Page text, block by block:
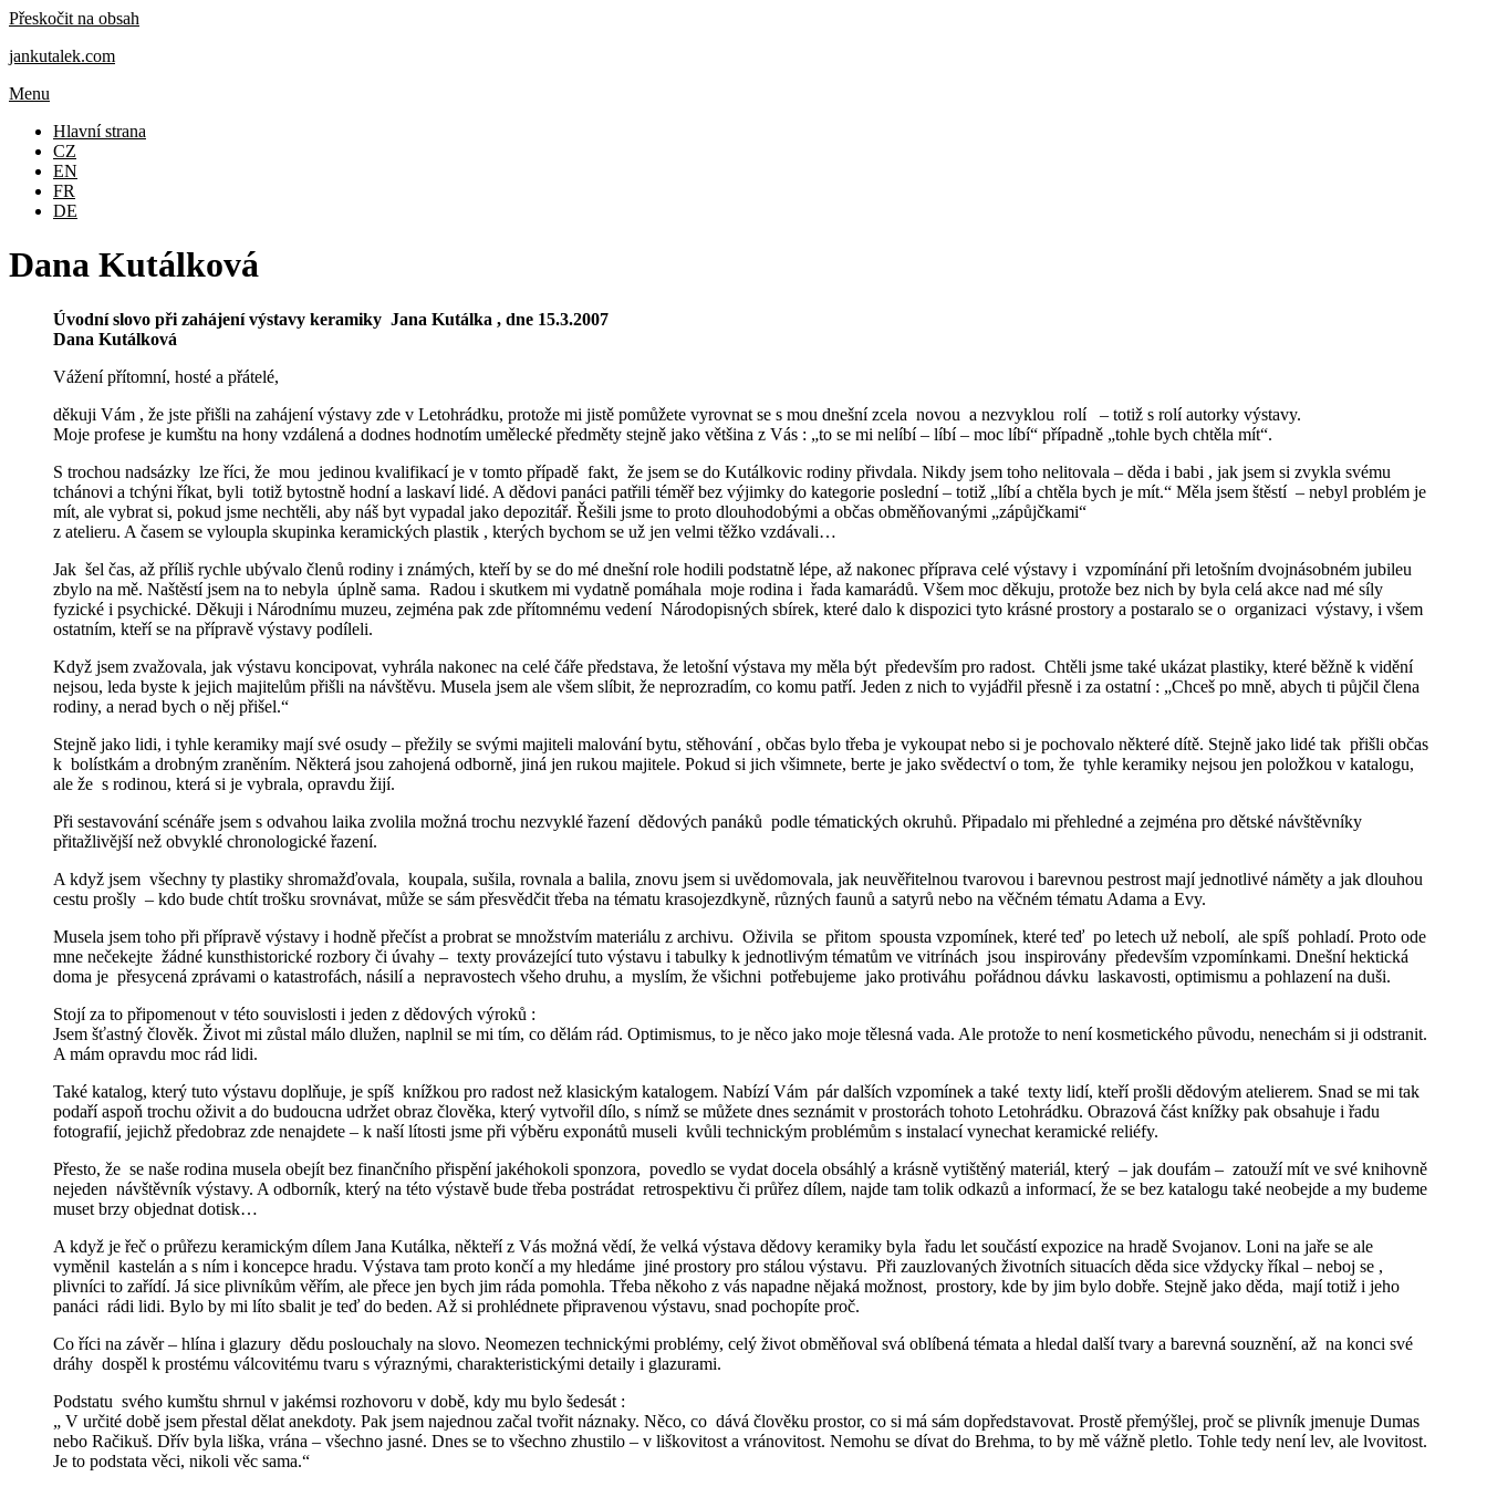
Přeskočit na obsah
jankutalek.com
Menu
Hlavní strana
CZ
EN
FR
DE
Dana Kutálková
Úvodní slovo při zahájení výstavy keramiky Jana Kutálka , dne 15.3.2007
Dana Kutálková
Vážení přítomní, hosté a přátelé,
děkuji Vám , že jste přišli na zahájení výstavy zde v Letohrádku, protože mi jistě pomůžete vyrovnat se s mou dnešní zcela novou a nezvyklou rolí – totiž s rolí autorky výstavy.
Moje profese je kumštu na hony vzdálená a dodnes hodnotím umělecké předměty stejně jako většina z Vás : „to se mi nelíbí – líbí – moc líbí“ případně „tohle bych chtěla mít“.
S trochou nadsázky lze říci, že mou jedinou kvalifikací je v tomto případě fakt, že jsem se do Kutálkovic rodiny přivdala. Nikdy jsem toho nelitovala – děda i babi , jak jsem si zvykla svému
tchánovi a tchýni říkat, byli totiž bytostně hodní a laskaví lidé. A dědovi panáci patřili téměř bez výjimky do kategorie poslední – totiž „líbí a chtěla bych je mít.“ Měla jsem štěstí – nebyl problém je
mít, ale vybrat si, pokud jsme nechtěli, aby náš byt vypadal jako depozitář. Řešili jsme to proto dlouhodobými a občas obměňovanými „zápůjčkami“
z atelieru. A časem se vyloupla skupinka keramických plastik , kterých bychom se už jen velmi těžko vzdávali…
Jak šel čas, až příliš rychle ubývalo členů rodiny i známých, kteří by se do mé dnešní role hodili podstatně lépe, až nakonec příprava celé výstavy i vzpomínání při letošním dvojnásobném jubileu
zbylo na mě. Naštěstí jsem na to nebyla úplně sama. Radou i skutkem mi vydatně pomáhala moje rodina i řada kamarádů. Všem moc děkuju, protože bez nich by byla celá akce nad mé síly
fyzické i psychické. Děkuji i Národnímu muzeu, zejména pak zde přítomnému vedení Národopisných sbírek, které dalo k dispozici tyto krásné prostory a postaralo se o organizaci výstavy, i všem
ostatním, kteří se na přípravě výstavy podíleli.
Když jsem zvažovala, jak výstavu koncipovat, vyhrála nakonec na celé čáře představa, že letošní výstava my měla být především pro radost. Chtěli jsme také ukázat plastiky, které běžně k vidění
nejsou, leda byste k jejich majitelům přišli na návštěvu. Musela jsem ale všem slíbit, že neprozradím, co komu patří. Jeden z nich to vyjádřil přesně i za ostatní : „Chceš po mně, abych ti půjčil člena
rodiny, a nerad bych o něj přišel.“
Stejně jako lidi, i tyhle keramiky mají své osudy – přežily se svými majiteli malování bytu, stěhování , občas bylo třeba je vykoupat nebo si je pochovalo některé dítě. Stejně jako lidé tak přišli občas
k bolístkám a drobným zraněním. Některá jsou zahojená odborně, jiná jen rukou majitele. Pokud si jich všimnete, berte je jako svědectví o tom, že tyhle keramiky nejsou jen položkou v katalogu,
ale že s rodinou, která si je vybrala, opravdu žijí.
Při sestavování scénáře jsem s odvahou laika zvolila možná trochu nezvyklé řazení dědových panáků podle tématických okruhů. Připadalo mi přehledné a zejména pro dětské návštěvníky
přitažlivější než obvyklé chronologické řazení.
A když jsem všechny ty plastiky shromažďovala, koupala, sušila, rovnala a balila, znovu jsem si uvědomovala, jak neuvěřitelnou tvarovou i barevnou pestrost mají jednotlivé náměty a jak dlouhou
cestu prošly – kdo bude chtít trošku srovnávat, může se sám přesvědčit třeba na tématu krasojezdkyně, různých faunů a satyrů nebo na věčném tématu Adama a Evy.
Musela jsem toho při přípravě výstavy i hodně přečíst a probrat se množstvím materiálu z archivu. Oživila se přitom spousta vzpomínek, které teď po letech už nebolí, ale spíš pohladí. Proto ode
mne nečekejte žádné kunsthistorické rozbory či úvahy – texty provázející tuto výstavu i tabulky k jednotlivým tématům ve vitrínách jsou inspirovány především vzpomínkami. Dnešní hektická
doma je přesycená zprávami o katastrofách, násilí a nepravostech všeho druhu, a myslím, že všichni potřebujeme jako protiváhu pořádnou dávku laskavosti, optimismu a pohlazení na duši.
Stojí za to připomenout v této souvislosti i jeden z dědových výroků :
Jsem šťastný člověk. Život mi zůstal málo dlužen, naplnil se mi tím, co dělám rád. Optimismus, to je něco jako moje tělesná vada. Ale protože to není kosmetického původu, nenechám si ji odstranit.
A mám opravdu moc rád lidi.
Také katalog, který tuto výstavu doplňuje, je spíš knížkou pro radost než klasickým katalogem. Nabízí Vám pár dalších vzpomínek a také texty lidí, kteří prošli dědovým atelierem. Snad se mi tak
podaří aspoň trochu oživit a do budoucna udržet obraz člověka, který vytvořil dílo, s nímž se můžete dnes seznámit v prostorách tohoto Letohrádku. Obrazová část knížky pak obsahuje i řadu
fotografií, jejichž předobraz zde nenajdete – k naší lítosti jsme při výběru exponátů museli kvůli technickým problémům s instalací vynechat keramické reliéfy.
Přesto, že se naše rodina musela obejít bez finančního přispění jakéhokoli sponzora, povedlo se vydat docela obsáhlý a krásně vytištěný materiál, který – jak doufám – zatouží mít ve své knihovně
nejeden návštěvník výstavy. A odborník, který na této výstavě bude třeba postrádat retrospektivu či průřez dílem, najde tam tolik odkazů a informací, že se bez katalogu také neobejde a my budeme
muset brzy objednat dotisk…
A když je řeč o průřezu keramickým dílem Jana Kutálka, někteří z Vás možná vědí, že velká výstava dědovy keramiky byla řadu let součástí expozice na hradě Svojanov. Loni na jaře se ale
vyměnil kastelán a s ním i koncepce hradu. Výstava tam proto končí a my hledáme jiné prostory pro stálou výstavu. Při zauzlovaných životních situacích děda sice vždycky říkal – neboj se ,
plivníci to zařídí. Já sice plivníkům věřím, ale přece jen bych jim ráda pomohla. Třeba někoho z vás napadne nějaká možnost, prostory, kde by jim bylo dobře. Stejně jako děda, mají totiž i jeho
panáci rádi lidi. Bylo by mi líto sbalit je teď do beden. Až si prohlédnete připravenou výstavu, snad pochopíte proč.
Co říci na závěr – hlína i glazury dědu poslouchaly na slovo. Neomezen technickými problémy, celý život obměňoval svá oblíbená témata a hledal další tvary a barevná souznění, až na konci své
dráhy dospěl k prostému válcovitému tvaru s výraznými, charakteristickými detaily i glazurami.
Podstatu svého kumštu shrnul v jakémsi rozhovoru v době, kdy mu bylo šedesát :
„ V určité době jsem přestal dělat anekdoty. Pak jsem najednou začal tvořit náznaky. Něco, co dává člověku prostor, co si má sám dopředstavovat. Prostě přemýšlej, proč se plivník jmenuje Dumas
nebo Račikuš. Dřív byla liška, vrána – všechno jasné. Dnes se to všechno zhustilo – v liškovitost a vránovitost. Nemohu se dívat do Brehma, to by mě vážně pletlo. Tohle tedy není lev, ale lvovitost.
Je to podstata věci, nikoli věc sama.“